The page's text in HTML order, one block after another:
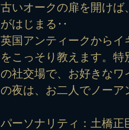
古いオークの扉を開け
がはじまる‥
英国アンティークから
をこっそり教えます。
の社交場で、お好きな
の夜は、お二人でノーア
パーソナリティ：土橋正